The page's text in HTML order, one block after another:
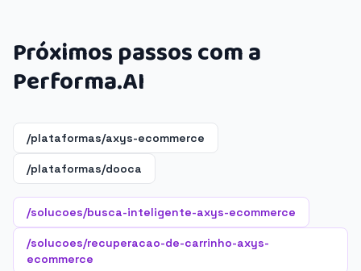
Próximos passos com a
Performa.AI
/plataformas/axys-ecommerce
/plataformas/dooca
/solucoes/busca-inteligente-axys-ecommerce
/solucoes/recuperacao-de-carrinho-axys-
ecommerce